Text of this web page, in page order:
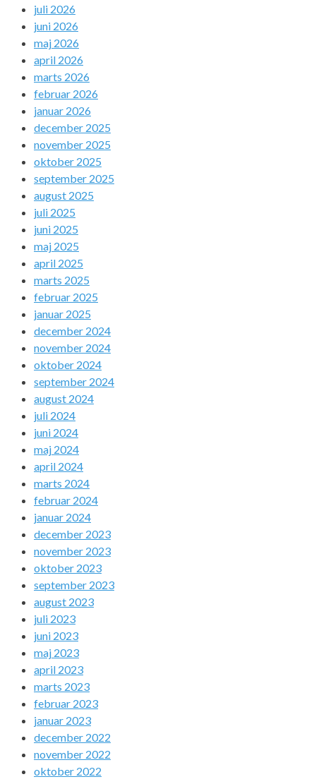
juli 2026
juni 2026
maj 2026
april 2026
marts 2026
februar 2026
januar 2026
december 2025
november 2025
oktober 2025
september 2025
august 2025
juli 2025
juni 2025
maj 2025
april 2025
marts 2025
februar 2025
januar 2025
december 2024
november 2024
oktober 2024
september 2024
august 2024
juli 2024
juni 2024
maj 2024
april 2024
marts 2024
februar 2024
januar 2024
december 2023
november 2023
oktober 2023
september 2023
august 2023
juli 2023
juni 2023
maj 2023
april 2023
marts 2023
februar 2023
januar 2023
december 2022
november 2022
oktober 2022